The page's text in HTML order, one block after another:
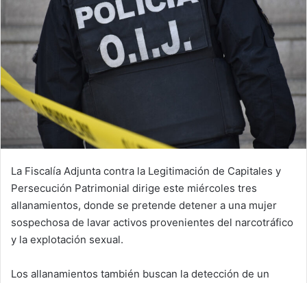
La Fiscalía Adjunta contra la Legitimación de Capitales y
Persecución Patrimonial dirige este miércoles tres
allanamientos, donde se pretende detener a una mujer
sospechosa de lavar activos provenientes del narcotráfico
y la explotación sexual.
Los allanamientos también buscan la detección de un